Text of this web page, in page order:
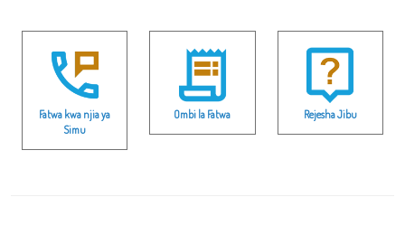
Fatwa kwa njia ya
Simu
Ombi la Fatwa Rejesha Jibu